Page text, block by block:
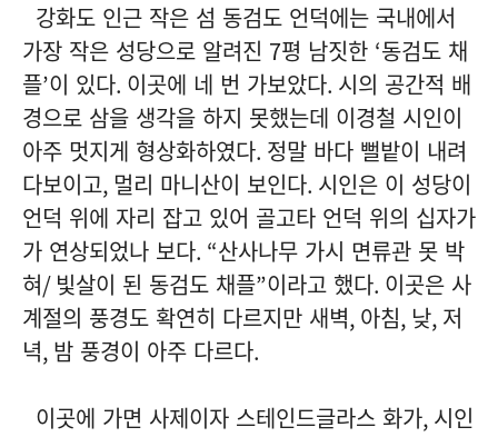
강화도 인근 작은 섬 동검도 언덕에는 국내에서
가장 작은 성당으로 알려진 7평 남짓한 ‘동검도 채
플’이 있다. 이곳에 네 번 가보았다. 시의 공간적 배
경으로 삼을 생각을 하지 못했는데 이경철 시인이
아주 멋지게 형상화하였다. 정말 바다 뻘밭이 내려
다보이고, 멀리 마니산이 보인다. 시인은 이 성당이
언덕 위에 자리 잡고 있어 골고타 언덕 위의 십자가
가 연상되었나 보다. “산사나무 가시 면류관 못 박
혀/ 빛살이 된 동검도 채플”이라고 했다. 이곳은 사
계절의 풍경도 확연히 다르지만 새벽, 아침, 낮, 저
녁, 밤 풍경이 아주 다르다.
이곳에 가면 사제이자 스테인드글라스 화가, 시인